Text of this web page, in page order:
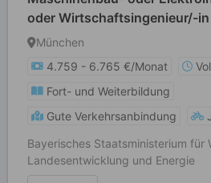
oder Wirtschaftsingenieur/-
Informatiker/in (m/w/d) oder
München
4.759 - 6.765 €/Monat
Fort- und Weiterbildung
Gute Verkehrsanbindung
Bayerisches Staatsministerium für
Landesentwicklung und Energie